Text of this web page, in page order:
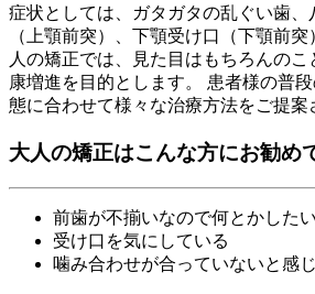
症状としては、ガタガタの乱ぐい歯
（上顎前突）、下顎受け口（下顎前
人の矯正では、見た目はもちろんの
康増進を目的とします。 患者様の普
態に合わせて様々な治療方法をご提案
大人の矯正はこんな方にお勧め
前歯が不揃いなので何とかしたい
受け口を気にしている
噛み合わせが合っていないと感